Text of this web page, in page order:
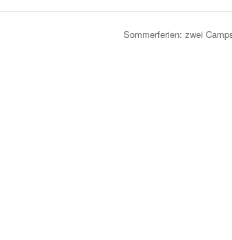
Sommerferien: zwei